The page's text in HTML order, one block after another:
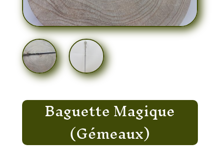
Baguette Magique
(Gémeaux)